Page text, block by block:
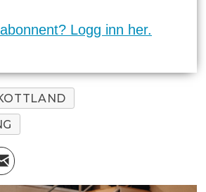
Logg inn her.